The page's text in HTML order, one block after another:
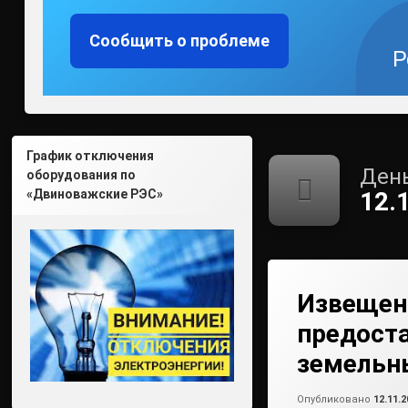
Сообщить о проблеме
Опубликовано
График отключения
оборудования по
«Двиноважские РЭС»